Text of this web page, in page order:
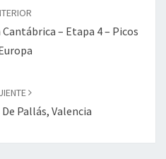
– Etapa 4 – Picos
Pallás, Valencia